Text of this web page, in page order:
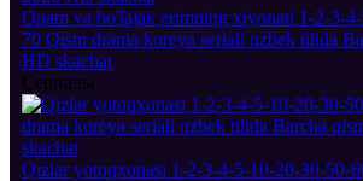
Opam va bo'lajak erimning xiyonati 1-2-3-
70 Qism drama koreya seriali uzbek tilida
HD skachat
Сериалы
Qizlar yotoqxonasi 1-2-3-4-5-10-20-30-50-